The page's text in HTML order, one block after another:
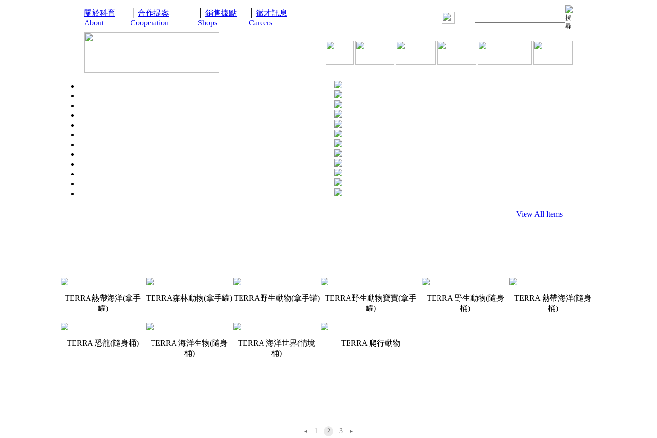
關於科育
About
合作提案
Cooperation
銷售據點
Shops
徵才訊息
Careers
View All Items
TERRA熱帶海洋(拿手
罐)
TERRA森林動物(拿手罐)TERRA野生動物(拿手罐)
TERRA野生動物寶寶(拿手
罐)
TERRA 野生動物(隨身
桶)
TERRA 熱帶海洋(隨身
桶)
TERRA 恐龍(隨身桶)
TERRA 海洋生物(隨身
桶)
TERRA 海洋世界(情境
桶)
TERRA 爬行動物
◂ 1 2 3 ▸